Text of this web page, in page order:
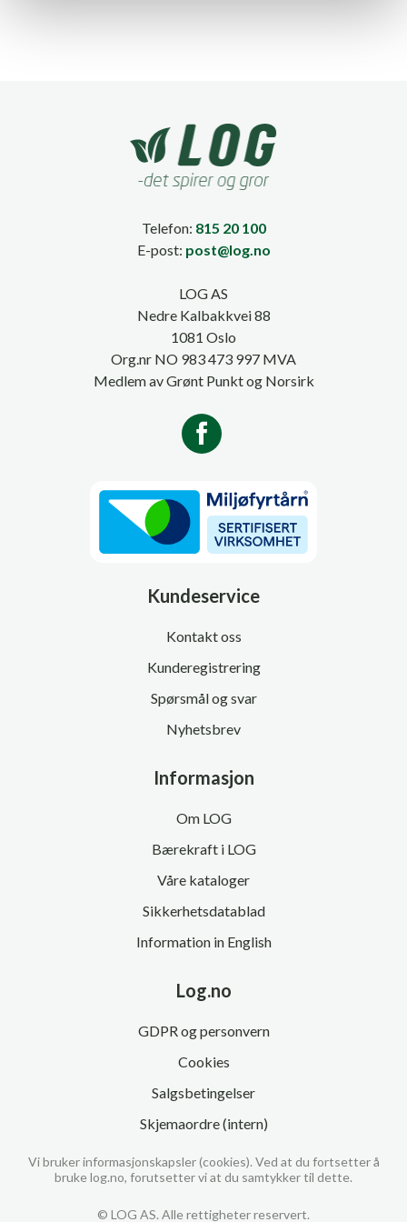
Telefon: 815 20 100
E-post: post@log.no
LOG AS
Nedre Kalbakkvei 88
1081 Oslo
Org.nr NO 983 473 997 MVA
Medlem av Grønt Punkt og Norsirk
Kundeservice
Kontakt oss
Kunderegistrering
Spørsmål og svar
Nyhetsbrev
Informasjon
Om LOG
Bærekraft i LOG
Våre kataloger
Sikkerhetsdatablad
Information in English
Log.no
GDPR og personvern
Cookies
Salgsbetingelser
Skjemaordre (intern)
© LOG AS. Alle rettigheter reservert.
Vi bruker informasjonskapsler (cookies). Ved at du fortsetter å
bruke log.no, forutsetter vi at du samtykker til dette.